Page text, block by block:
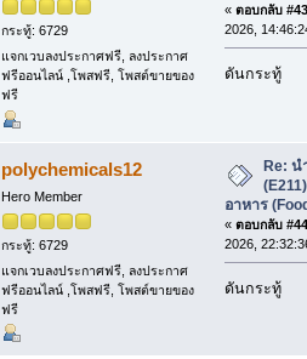
กระทู้: 6729
แจกเวบลงประกาศฟรี, ลงประกาศ
ฟรีออนไลน์ ,โพสฟรี, โพสต์ขายของ
ฟรี
« ตอบกลับ
2026,
ดันกระทู้
polychemicals12
Hero Member
กระทู้: 6729
แจกเวบลงประกาศฟรี, ลงประกาศ
ฟรีออนไลน์ ,โพสฟรี, โพสต์ขายของ
ฟรี
Re: น
อาหาร
« ตอบกลับ
2026,
ดันกระทู้